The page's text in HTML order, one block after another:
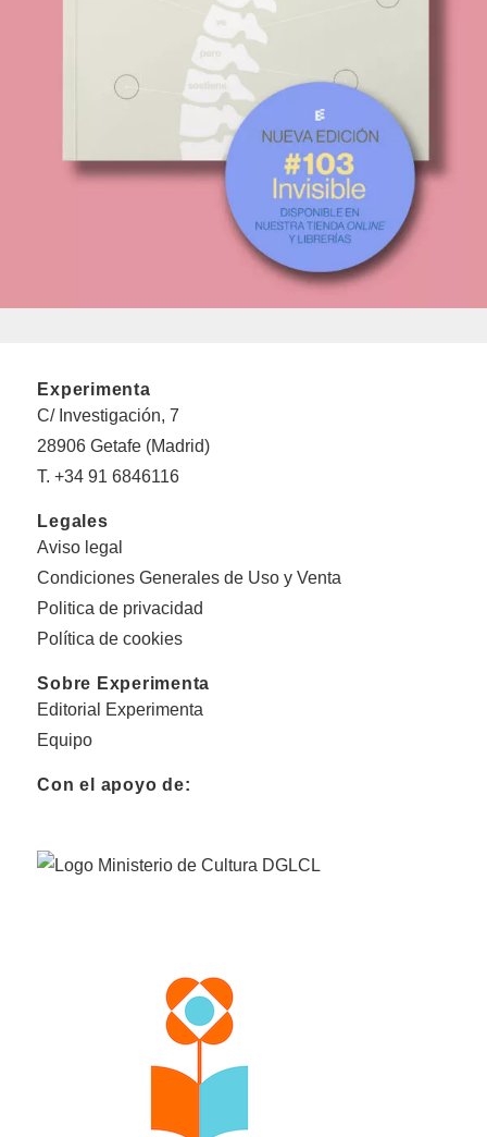
Experimenta
C/ Investigación, 7
28906 Getafe (Madrid)
T. +34 91 6846116
Legales
Aviso legal
Condiciones Generales de Uso y Venta
Politica de privacidad
Política de cookies
Sobre Experimenta
Editorial Experimenta
Equipo
Con el apoyo de: